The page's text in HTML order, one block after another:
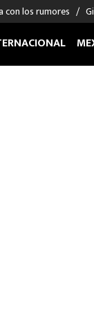
con los rumores